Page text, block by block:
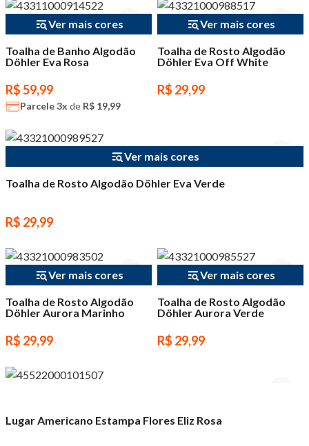
Ver mais cores
Toalha de Banho Algodão
Döhler Eva Rosa
R$ 59,99
Parcele3x de R$ 19,99
Ver mais cores
Toalha de Rosto Algodão
Döhler Eva Off White
R$ 29,99
Ver mais cores
Toalha de Rosto Algodão Döhler Eva Verde
R$ 29,99
Ver mais cores
Toalha de Rosto Algodão
Döhler Aurora Marinho
R$ 29,99
Ver mais cores
Toalha de Rosto Algodão
Döhler Aurora Verde
R$ 29,99
Lugar Americano Estampa Flores Eliz Rosa